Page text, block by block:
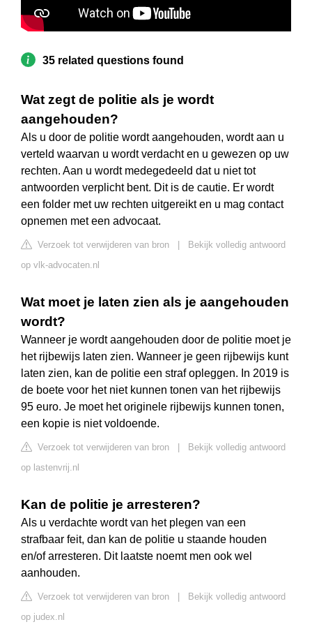
35 related questions found
Wat zegt de politie als je wordt
aangehouden?
Als u door de politie wordt aangehouden, wordt aan u
verteld waarvan u wordt verdacht en u gewezen op uw
rechten. Aan u wordt medegedeeld dat u niet tot
antwoorden verplicht bent. Dit is de cautie. Er wordt
een folder met uw rechten uitgereikt en u mag contact
opnemen met een advocaat.
Verzoek tot verwijderen van bron
Bekijk volledig antwoord
op vlk-advocaten.nl
Wat moet je laten zien als je aangehouden
wordt?
Wanneer je wordt aangehouden door de politie moet je
het rijbewijs laten zien. Wanneer je geen rijbewijs kunt
laten zien, kan de politie een straf opleggen. In 2019 is
de boete voor het niet kunnen tonen van het rijbewijs
95 euro. Je moet het originele rijbewijs kunnen tonen,
een kopie is niet voldoende.
Verzoek tot verwijderen van bron
Bekijk volledig antwoord
op lastenvrij.nl
Kan de politie je arresteren?
Als u verdachte wordt van het plegen van een
strafbaar feit, dan kan de politie u staande houden
en/of arresteren. Dit laatste noemt men ook wel
aanhouden.
Verzoek tot verwijderen van bron
Bekijk volledig antwoord
op judex.nl